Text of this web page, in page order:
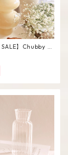
SALE】Chubby V